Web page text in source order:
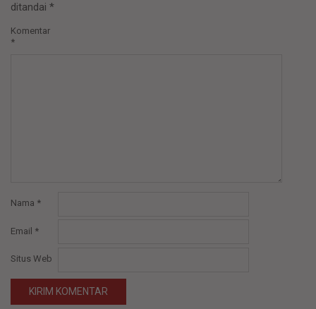
ditandai *
Komentar
*
Nama *
Email *
Situs Web